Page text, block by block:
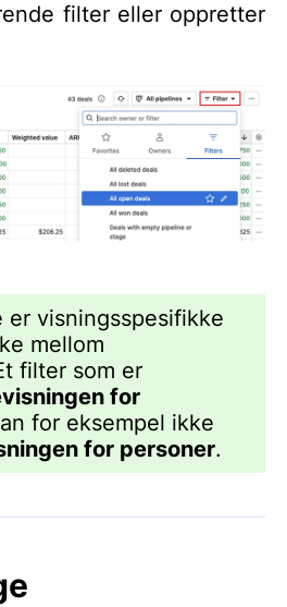
filter eller oppretter
er visningsspesifikke
mellom
filter som er
for
for eksempel ikke
for personer.